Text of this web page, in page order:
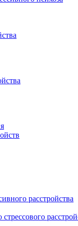
расстройства